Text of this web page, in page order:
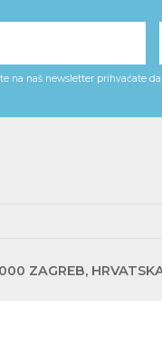
na naš newsletter prihvaćate
ZAGREB,